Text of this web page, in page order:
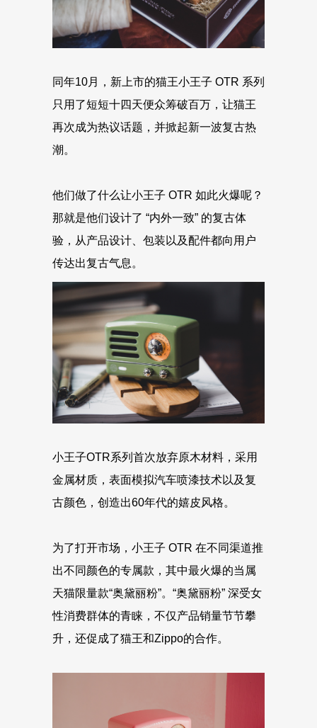
同年10月，新上市的猫王小王子 OTR 系列
只用了短短十四天便众筹破百万，让猫王
再次成为热议话题，并掀起新一波复古热
潮。
他们做了什么让小王子 OTR 如此火爆呢？
那就是他们设计了 “内外一致” 的复古体
验，从产品设计、包装以及配件都向用户
传达出复古气息。
小王子OTR系列首次放弃原木材料，采用
金属材质，表面模拟汽车喷漆技术以及复
古颜色，创造出60年代的嬉皮风格。
为了打开市场，小王子 OTR 在不同渠道推
出不同颜色的专属款，其中最火爆的当属
天猫限量款“奥黛丽粉”。“奥黛丽粉” 深受女
性消费群体的青睐，不仅产品销量节节攀
升，还促成了猫王和Zippo的合作。